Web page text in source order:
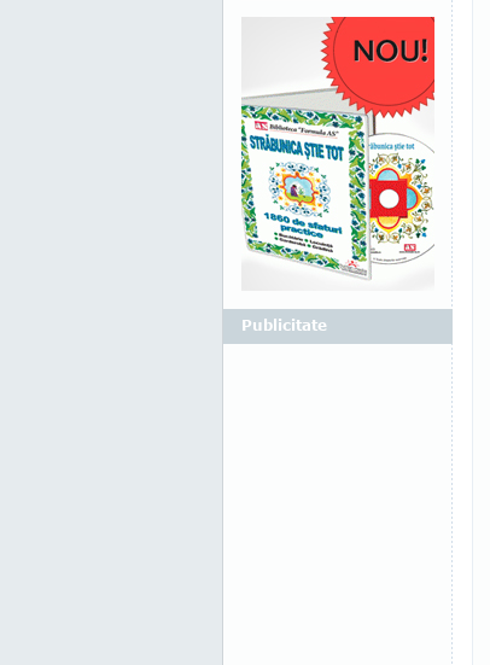
Publicitate